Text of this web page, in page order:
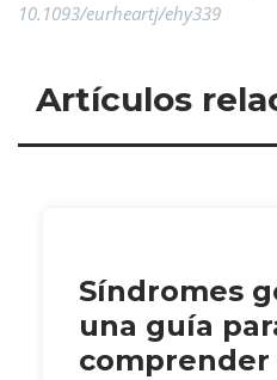
10.1093/eurheartj/ehy339
Artículos
Síndromes
una guía
comprender